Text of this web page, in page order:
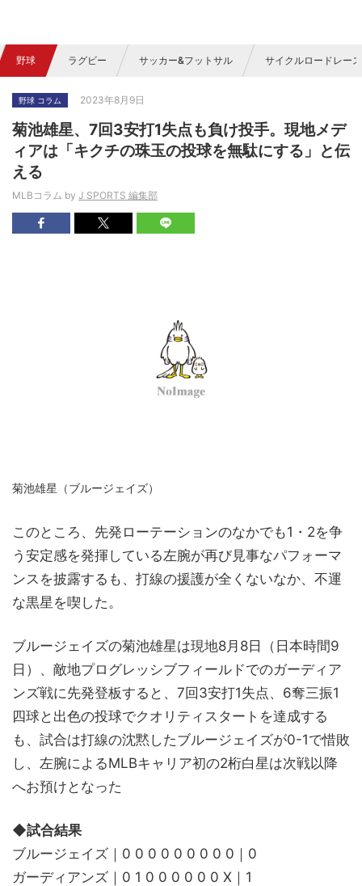
野球 ラグビー サッカー&フットサル サイクルロードレース
野球 コラム 2023年8月9日
菊池雄星、7回3安打1失点も負け投手。現地メデ
ィアは「キクチの珠玉の投球を無駄にする」と伝
える
MLBコラム by J SPORTS 編集部
菊池雄星（ブルージェイズ）
このところ、先発ローテーションのなかでも1・2を争
う安定感を発揮している左腕が再び見事なパフォーマ
ンスを披露するも、打線の援護が全くないなか、不運
な黒星を喫した。
ブルージェイズの菊池雄星は現地8月8日（日本時間9
日）、敵地プログレッシブフィールドでのガーディア
ンズ戦に先発登板すると、7回3安打1失点、6奪三振1
四球と出色の投球でクオリティスタートを達成する
も、試合は打線の沈黙したブルージェイズが0-1で惜敗
し、左腕によるMLBキャリア初の2桁白星は次戦以降
へお預けとなった
◆試合結果
ブルージェイズ｜0 0 0 0 0 0 0 0 0｜0
ガーディアンズ｜0 1 0 0 0 0 0 0 X｜1